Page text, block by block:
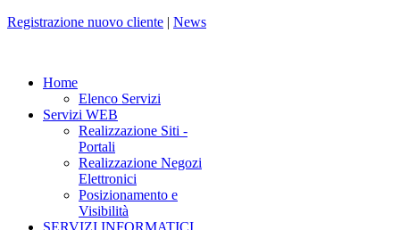
Registrazione nuovo cliente | News
Home
Elenco Servizi
Servizi WEB
Realizzazione Siti -
Portali
Realizzazione Negozi
Elettronici
Posizionamento e
Visibilità
SERVIZI INFORMATICI